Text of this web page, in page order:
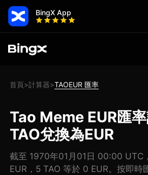
BingX App
首頁>計算器>TAOEUR 匯率
Tao Meme EUR匯
TAO兌換為EUR
截至 1970年01月01日 00:00 UTC
EUR，5 TAO 等於 0 EUR。按即時